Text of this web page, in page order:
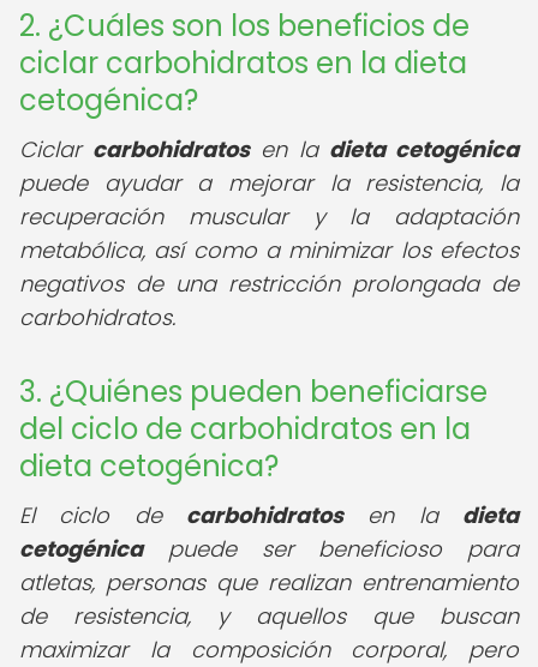
2. ¿Cuáles son los beneficios de
ciclar carbohidratos en la dieta
cetogénica?
Ciclar carbohidratosen la dieta cetogénica
puede ayudar a mejorar la resistencia, la
recuperación muscular y la adaptación
metabólica, así como a minimizar los efectos
negativos de una restricción prolongada de
carbohidratos.
3. ¿Quiénes pueden beneficiarse
del ciclo de carbohidratos en la
dieta cetogénica?
El ciclo de carbohidratosen la dieta
cetogénicapuede ser beneficioso para
atletas, personas que realizan entrenamiento
de resistencia, y aquellos que buscan
maximizar la composición corporal, pero